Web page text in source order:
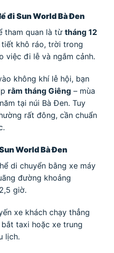
đi Sun World Bà Đen
tham quan là từ tháng 12
khô ráo, trời trong
việc đi lễ và ngắm cảnh.
không khí lễ hội, bạn
rằm tháng Giêng– mùa
tại núi Bà Đen. Tuy
rất đông, cần chuẩn
World Bà Đen
di chuyển bằng xe máy
đường khoảng
giờ.
xe khách chạy thẳng
taxi hoặc xe trung
lịch.